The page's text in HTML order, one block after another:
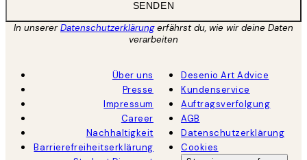
SENDEN
In unsererDatenschutzerklärungerfährst du, wie wir deine Daten
verarbeiten
Über uns
Presse
Impressum
Career
Nachhaltigkeit
Barrierefreiheitserklärung
Desenio Art Advice
Kundenservice
Auftragsverfolgung
AGB
Datenschutzerklärung
Cookies